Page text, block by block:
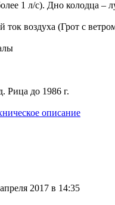
1 л/с). Дно колодца –
воздуха (Грот с
Рица до 1986 г.
описание
2017 в 14:35